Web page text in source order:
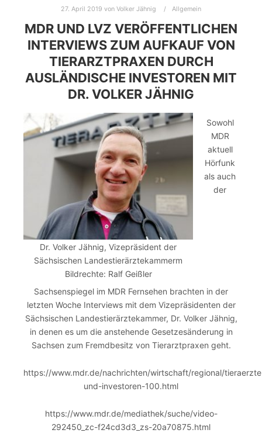
27. April 2019 von Volker Jähnig Allgemein
MDR UND LVZ VERÖFFENTLICHEN
INTERVIEWS ZUM AUFKAUF VON
TIERARZTPRAXEN DURCH
AUSLÄNDISCHE INVESTOREN MIT
DR. VOLKER JÄHNIG
Dr. Volker Jähnig, Vizepräsident der
Sächsischen Landestierärztekammerm
Bildrechte: Ralf Geißler
Sowohl
MDR
aktuell
Hörfunk
als auch
der
Sachsenspiegel im MDR Fernsehen brachten in der
letzten Woche Interviews mit dem Vizepräsidenten der
Sächsischen Landestierärztekammer, Dr. Volker Jähnig,
in denen es um die anstehende Gesetzesänderung in
Sachsen zum Fremdbesitz von Tierarztpraxen geht.
https://www.mdr.de/nachrichten/wirtschaft/regional/
und-investoren-100.html
https://www.mdr.de/mediathek/suche/video-
292450_zc-f24cd3d3_zs-20a70875.html